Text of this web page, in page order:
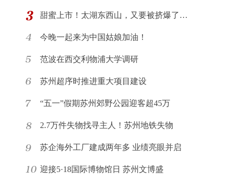
甜蜜上市！太湖东西山，又要被挤爆了…
今晚一起来为中国姑娘加油！
范波在西交利物浦大学调研
苏州超序时推进重大项目建设
“五一”假期苏州郊野公园迎客超45万
2.7万件失物找寻主人！苏州地铁失物
苏企海外工厂建成两年多 业绩亮眼并启
迎接5·18国际博物馆日 苏州文博盛